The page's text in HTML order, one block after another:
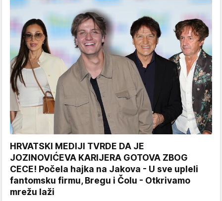
HRVATSKI MEDIJI TVRDE DA JE
JOZINOVIĆEVA KARIJERA GOTOVA ZBOG
CECE! Počela hajka na Jakova - U sve upleli
fantomsku firmu, Bregu i Čolu - Otkrivamo
mrežu laži